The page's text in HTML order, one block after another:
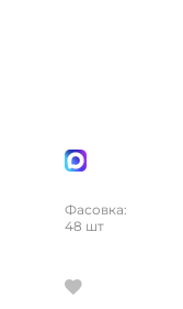
Фасовка:
48 шт